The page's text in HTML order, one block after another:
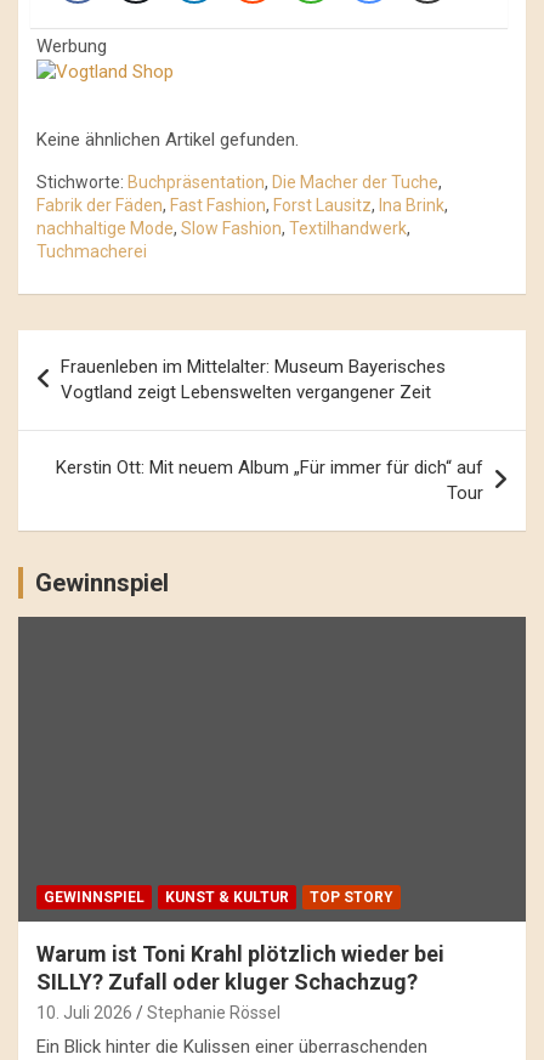
Werbung
Keine ähnlichen Artikel gefunden.
Stichworte: Buchpräsentation, Die Macher der Tuche,
Fabrik der Fäden, Fast Fashion, Forst Lausitz, Ina Brink,
nachhaltige Mode, Slow Fashion, Textilhandwerk,
Tuchmacherei
Navigation
Frauenleben im Mittelalter: Museum Bayerisches
Vogtland zeigt Lebenswelten vergangener Zeit
Kerstin Ott: Mit neuem Album „Für immer für dich“ auf
Tour
Gewinnspiel
GEWINNSPIEL KUNST & KULTUR TOP STORY
Warum ist Toni Krahl plötzlich wieder bei
SILLY? Zufall oder kluger Schachzug?
10. Juli 2026 Stephanie Rössel
Ein Blick hinter die Kulissen einer überraschenden